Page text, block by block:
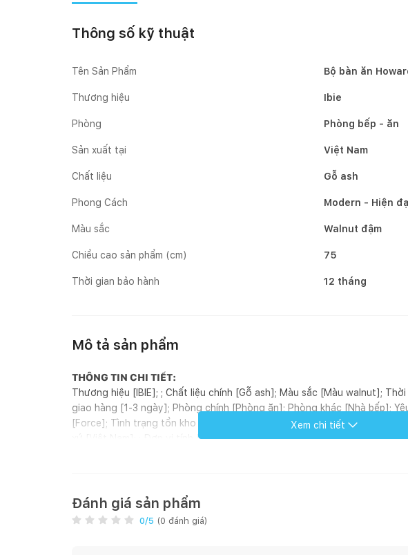
Thông số kỹ thuật
Tên Sản Phẩm Bộ bàn ăn
Thương hiệu Ibie
Phòng Phòng bếp - ăn
Sản xuất tại Việt Nam
Chất liệu Gỗ ash
Phong Cách Modern - Hiện
Màu sắc Walnut đậm
Chiều cao sản phẩm (cm) 75
Thời gian bảo hành 12 tháng
Mô tả sản phẩm
THÔNG TIN CHI TIẾT:
Thương hiệu [IBIE]; ; Chất liệu chính [Gỗ ash]; Màu sắc [Màu walnut];
giao hàng [1-3 ngày]; Phòng chính [Phòng ăn]; Phòng khác [Nhà bếp];
[Force]; Tình trạng tồn kho [Có sẵn]; Phong cách [Modern]; Hoàn thiện
xứ [Việt Nam]; ; Đơn vị tính [Bộ]; Kiểu dáng [Hình chữ nhật]
lớn càng tăng sự sang trọng và đẳng cấp cho không gian bếp. Kích
ứng.
Xem chi tiết
Đánh giá sản phẩm
0/5 (0 đánh giá)